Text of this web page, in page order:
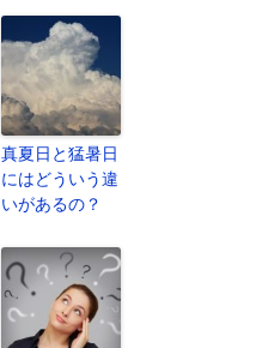
真夏日と猛暑日
にはどういう違
いがあるの？